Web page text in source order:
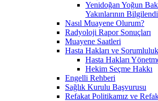
Yenidoğan Yoğun
Yakınlarının
Nasıl Muayene Olurum?
Radyoloji Rapor Sonuçları
Muayene Saatleri
Hasta Hakları ve
Hasta Hakları
Hekim Seçme Hakkı
Engelli Rehberi
Sağlık Kurulu Başvurusu
Refakat Politikamız ve